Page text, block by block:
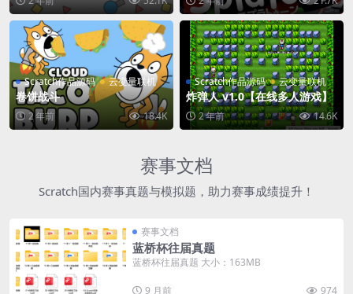
Scratch作品源码 云变量联机
卷饼战斗
2 年前 18.4K
Scratch作品源码 云变量联机
炸弹人 v1.0【在线多人游戏】
2 年前 14.6K
赛事文档
Scratch国内赛事真题与模拟题，助力赛事成绩提升！
赛事文档
蓝桥杯往届真题
蓝桥杯往届真题 大小：163MB
9 月前 974